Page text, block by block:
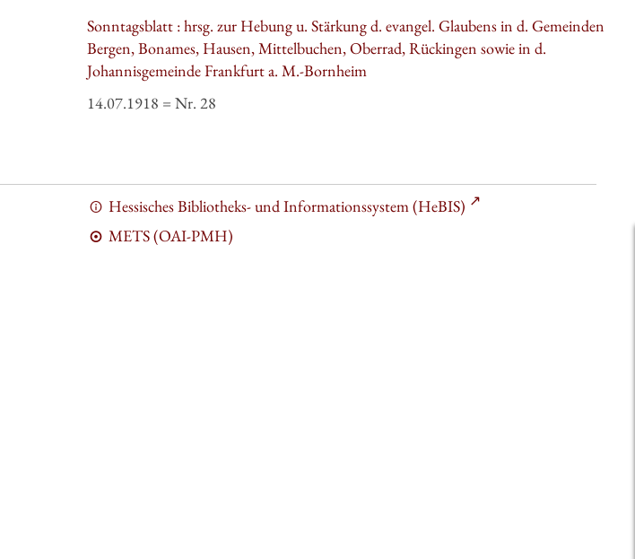
Sonntagsblatt : hrsg. zur Hebung u. Stärkung d. evangel. Glaubens in d. Gemeinden
Bergen, Bonames, Hausen, Mittelbuchen, Oberrad, Rückingen sowie in d.
Johannisgemeinde Frankfurt a. M.-Bornheim
14.07.1918 = Nr. 28
Hessisches Bibliotheks- und Informationssystem (HeBIS)
METS (OAI-PMH)